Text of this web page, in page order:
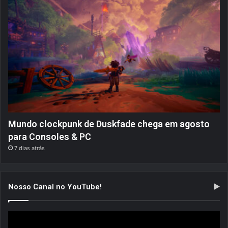
Mundo clockpunk de Duskfade chega em agosto
para Consoles & PC
7 dias atrás
Nosso Canal no YouTube!